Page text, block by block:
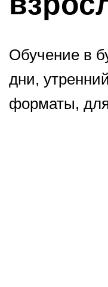
Обучение в
дни,
форматы,